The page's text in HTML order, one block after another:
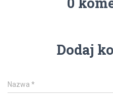
Dodaj
Nazwa *